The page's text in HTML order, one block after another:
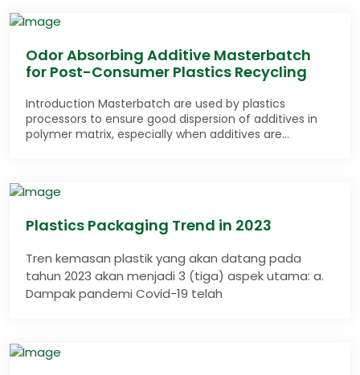
Odor Absorbing Additive Masterbatch
for Post-Consumer Plastics Recycling
Introduction Masterbatch are used by plastics
processors to ensure good dispersion of additives in
polymer matrix, especially when additives are…
Plastics Packaging Trend in 2023
Tren kemasan plastik yang akan datang pada
tahun 2023 akan menjadi 3 (tiga) aspek utama: a.
Dampak pandemi Covid-19 telah